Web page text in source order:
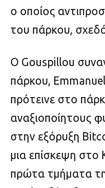
ο οποίος
του πάρκου,
Ο Gouspillou
πάρκου,
πρότεινε στο
αναξιοποίητους
στην εξόρυξη
μια επίσκεψη στο
πρώτα τμήματα